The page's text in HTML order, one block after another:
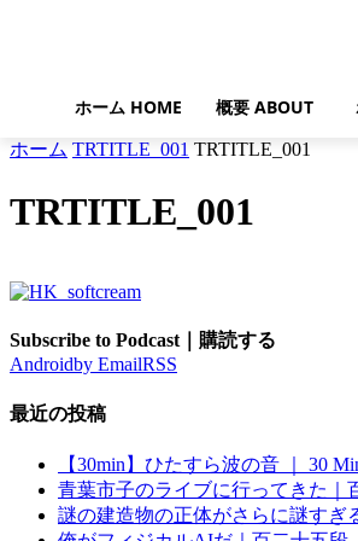
ホーム HOME 概要 ABOUT
ホーム TRTITLE_001 TRTITLE_001
TRTITLE_001
Subscribe to Podcast｜購読する
Androidby EmailRSS
最近の投稿
【30min】ひたすら波の音 ｜ 30
青葉市子のライブに行ってきた｜
謎の建造物の正体がさらに謎すぎ